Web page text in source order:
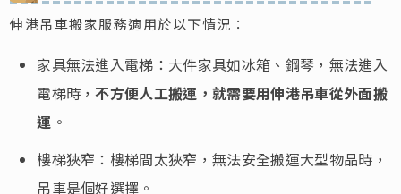
伸港吊車搬家服務適用於以下情況：
家具無法進入電梯：大件家具如冰箱、鋼琴，無法進入
電梯時，不方便人工搬運，就需要用伸港吊車從外面搬
運 。
樓梯狹窄：樓梯間太狹窄，無法安全搬運大型物品時，
吊車是個好選擇。